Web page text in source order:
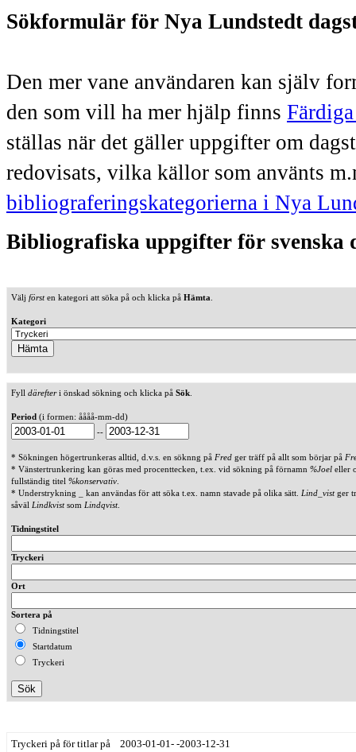
Sökformulär för Nya Lundstedt
Den mer vane användaren kan själv
den som vill ha mer hjälp finns
ställas när det gäller uppgifter om
redovisats, vilka källor som använts
bibliograferingskategorierna i Nya
Bibliografiska uppgifter för svenska
Välj försten kategori att söka på och klicka på Hämta
Kategori
Fyll därefteri önskad sökning och klicka på Sök
Period (i formen: åååå-mm-dd)
--
* Sökningen högertrunkeras alltid, d.v.s. en söknng på Fred ger träff på allt som börjar på
* Vänstertrunkering kan göras med procenttecken, t.ex. vid sökning på förnamn %Joel eller
fullständig titel %konservativ
* Understrykning _ kan användas för att söka t.ex. namn stavade på olika sätt. Lind_vistger
såväl Lindkvistsom Lindqvist.
Tidningstitel
Tryckeri
Ort
Sortera på
Tidningstitel
Startdatum
Tryckeri
Tryckeri på för titlar på 2003-01-01- -2003-12-31